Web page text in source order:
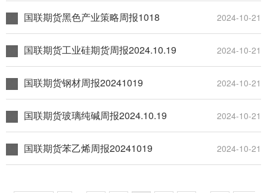
国联期货黑色产业策略周报1018 2024-10-21
国联期货工业硅期货周报2024.10.19 2024-10-21
国联期货钢材周报20241019 2024-10-21
国联期货玻璃纯碱周报2024.10.19 2024-10-21
国联期货苯乙烯周报20241019 2024-10-21